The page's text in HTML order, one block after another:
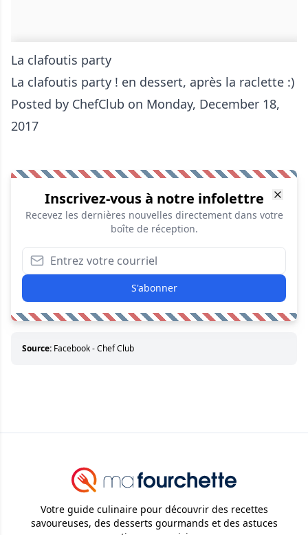
La clafoutis party
La clafoutis party ! en dessert, après la raclette :)
Posted by ChefClub on Monday, December 18,
2017
Inscrivez-vous à notre infolettre
Recevez les dernières nouvelles directement dans votre
boîte de réception.
S'abonner
Source: Facebook - Chef Club
Votre guide culinaire pour découvrir des recettes
savoureuses, des desserts gourmands et des astuces